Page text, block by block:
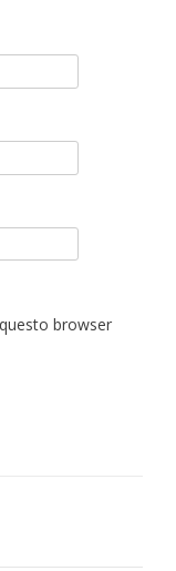
browser